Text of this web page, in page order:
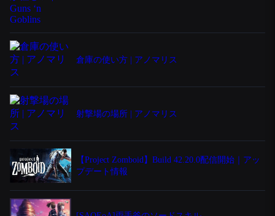
倉庫の使い方 | アノマリス
射撃場の場所 | アノマリス
【Project Zomboid】Build 42.20.0配信開始｜アッ
プデート情報